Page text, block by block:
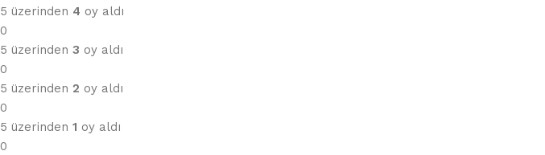
5 üzerinden 4 oy aldı
0
5 üzerinden 3 oy aldı
0
5 üzerinden 2 oy aldı
0
5 üzerinden 1 oy aldı
0